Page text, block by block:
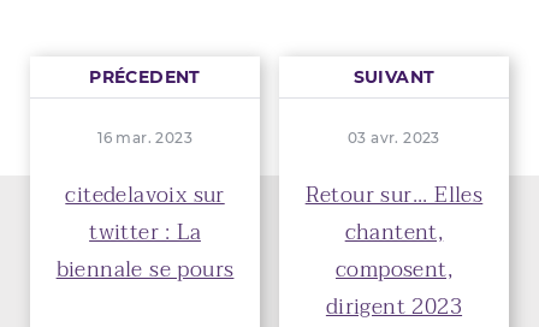
PRÉCEDENT
16 mar. 2023
citedelavoix sur
twitter : La
biennale se pours
SUIVANT
03 avr. 2023
Retour sur... Elles
chantent,
composent,
dirigent 2023